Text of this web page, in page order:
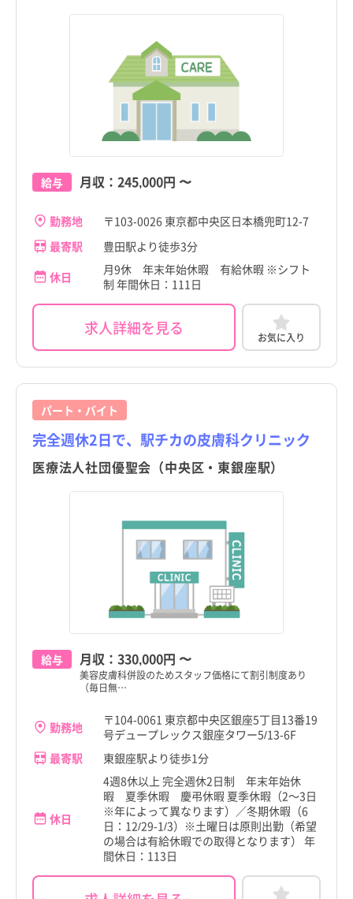
給与 月収： 245,000円 〜
勤務地
〒103-0026 東京都中央区日本橋兜町12-7
最寄駅
豊田駅より徒歩3分
休日
月9休 年末年始休暇 有給休暇 ※シフト
制 年間休日：111日
求人詳細を見る お気に入り
パート・バイト
完全週休2日で、駅チカの皮膚科クリニック
医療法人社団優聖会（中央区・東銀座駅）
給与 月収： 330,000円 〜
美容皮膚科併設のためスタッフ価格にて割引制度あり
（毎日無…
勤務地
〒104-0061 東京都中央区銀座5丁目13番19
号デュープレックス銀座タワー5/13-6F
最寄駅
東銀座駅より徒歩1分
休日
4週8休以上 完全週休2日制 年末年始休
暇 夏季休暇 慶弔休暇 夏季休暇（2～3日
※年によって異なります）／冬期休暇（6
日：12/29-1/3）※土曜日は原則出勤（希望
の場合は有給休暇での取得となります） 年
間休日：113日